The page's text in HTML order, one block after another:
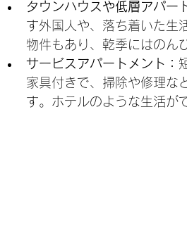
タウンハウスや低層アパー
す外国人や、落ち着いた生
物件もあり、乾季にはのん
サービスアパートメント：
家具付きで、掃除や修理な
す。ホテルのような生活が